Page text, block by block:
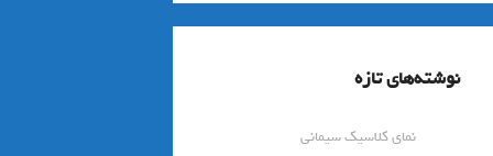
نوشته‌های تازه
نمای کلاسیک سیمانی